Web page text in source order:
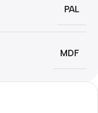
PAL
MDF